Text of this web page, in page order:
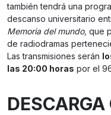
también tendrá una
descanso universitario
Memoria del mundo, que
de radiodramas
Las transmisiones serán
las 20:00 horas por el